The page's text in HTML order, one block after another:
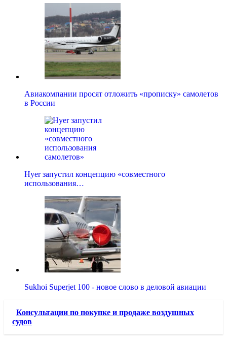
Авиакомпании просят отложить «прописку» самолетов
в России
Hyer запустил концепцию «совместного
использования…
Sukhoi Superjet 100 - новое слово в деловой авиации
Консультации по покупке и продаже воздушных
судов